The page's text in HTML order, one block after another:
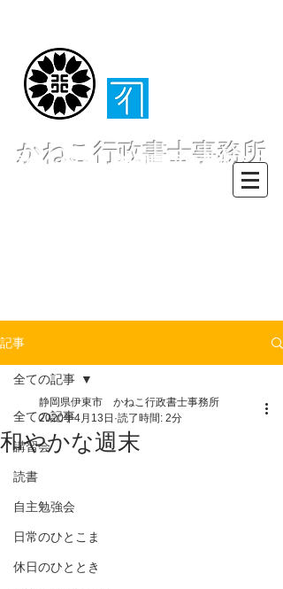
かねこ行政書士事務所
〒413-0234 静岡県伊東市池６２
記事
全ての記事
講習会
読書
自主勉強会
日常のひとこま
休日のひととき
全ての記事
和やかな週末
静岡県伊東市 かねこ行政書士事務所
2020年4月13日 読了時間: 2分